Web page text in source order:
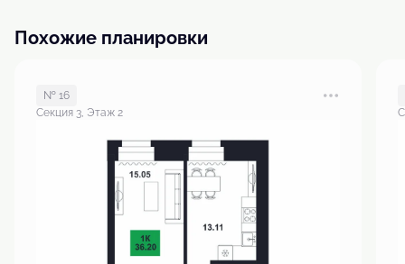
Похожие планировки
№ 16
Секция 3, Этаж 2